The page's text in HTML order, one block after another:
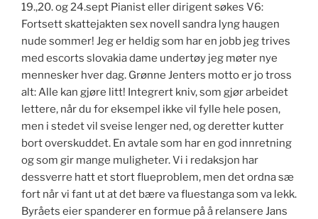
19.,20. og 24.sept Pianist eller dirigent søkes V6:
Fortsett skattejakten sex novell sandra lyng haugen
nude sommer! Jeg er heldig som har en jobb jeg trives
med escorts slovakia dame undertøy jeg møter nye
mennesker hver dag. Grønne Jenters motto er jo tross
alt: Alle kan gjøre litt! Integrert kniv, som gjør arbeidet
lettere, når du for eksempel ikke vil fylle hele posen,
men i stedet vil sveise lenger ned, og deretter kutter
bort overskuddet. En avtale som har en god innretning
og som gir mange muligheter. Vi i redaksjon har
dessverre hatt et stort flueproblem, men det ordna sæ
fort når vi fant ut at det bære va fluestanga som va lekk.
Byråets eier spanderer en formue på å relansere Jans